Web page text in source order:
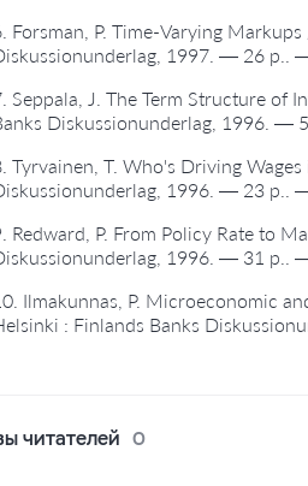
Forsman, P. Time-Varying
1997. — 26 p..
Seppala, J. The Term Structure of
Diskussionunderlag, 1996. —
Tyrvainen, T. Who's Driving
1996. — 23 p..
Redward, P. From Policy Rate to
1996. — 31 p..
Ilmakunnas, P. Microeconomic
: Finlands Banks
читателей 0